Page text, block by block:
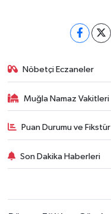
Nöbetçi Eczaneler
Muğla Namaz Vakitleri
Puan Durumu ve Fikstür
Son Dakika Haberleri